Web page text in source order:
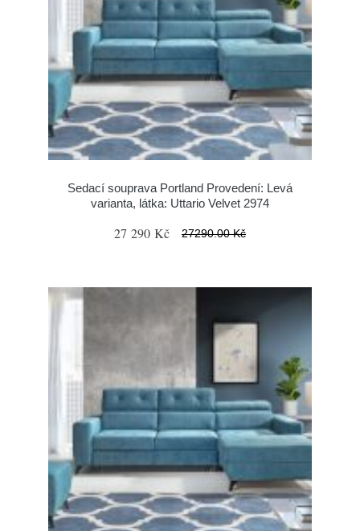
Sedací souprava Portland Provedení: Levá
varianta, látka: Uttario Velvet 2974
27 290 Kč 27290.00 Kč